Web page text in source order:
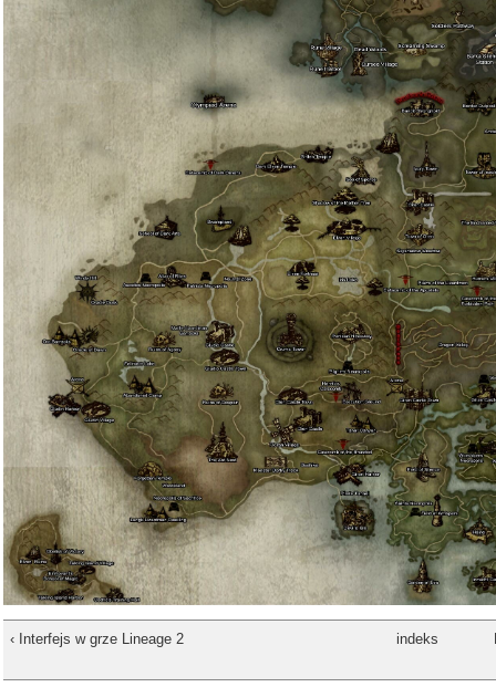
‹ Interfejs w grze Lineage 2 indeks